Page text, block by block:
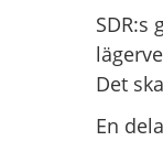
SDR:s
Det
En